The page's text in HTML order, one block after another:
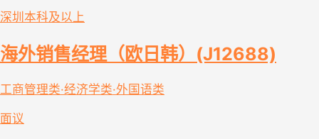
深圳 本科及以上
海外销售经理（欧日韩）(J12688)
工商管理类·经济学类·外国语类
面议